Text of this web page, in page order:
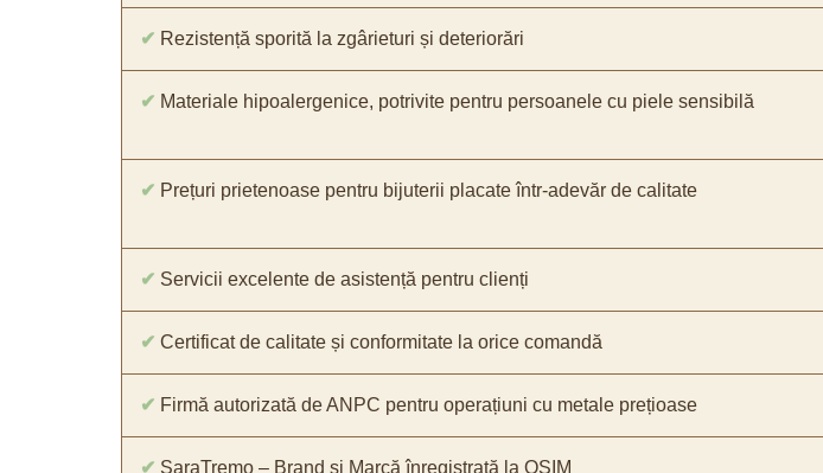
✔ Rezistență sporită la zgârieturi și deteriorări
✔ Materiale hipoalergenice, potrivite pentru persoanele cu piele sensibilă
✔ Prețuri prietenoase pentru bijuterii placate într-adevăr de calitate
✔ Servicii excelente de asistență pentru clienți
✔ Certificat de calitate și conformitate la orice comandă
✔ Firmă autorizată de ANPC pentru operațiuni cu metale prețioase
✔ SaraTremo – Brand și Marcă înregistrată la OSIM